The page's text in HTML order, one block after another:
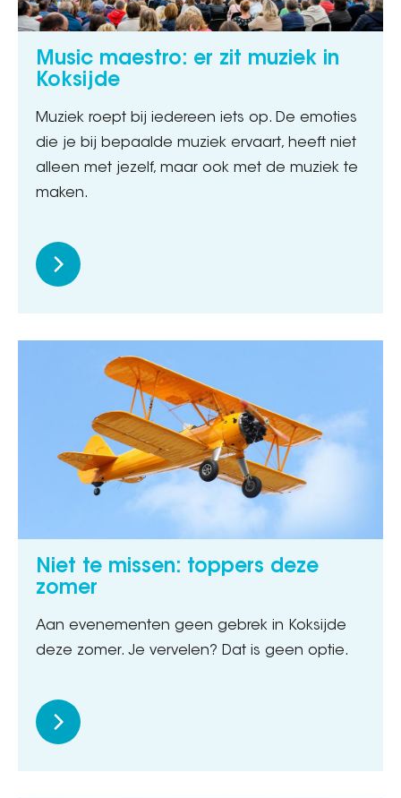
Music maestro: er zit muziek in
Koksijde
Muziek roept bij iedereen iets op. De emoties
die je bij bepaalde muziek ervaart, heeft niet
alleen met jezelf, maar ook met de muziek te
maken.
Niet te missen: toppers deze
zomer
Aan evenementen geen gebrek in Koksijde
deze zomer. Je vervelen? Dat is geen optie.